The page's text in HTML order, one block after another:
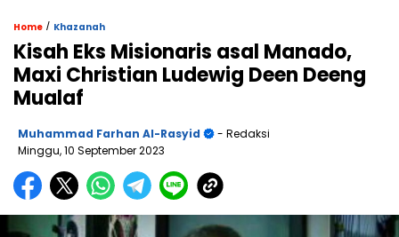
Home / Khazanah
Kisah Eks Misionaris asal Manado,
Maxi Christian Ludewig Deen Deeng
Mualaf
Muhammad Farhan Al-Rasyid
- Redaksi
Minggu, 10 September 2023